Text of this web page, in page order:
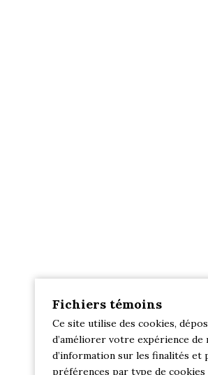
Fichiers témoins
Ce site utilise des cookies,
d’améliorer votre expérience de
d’information sur les finalités et
préférences par type de